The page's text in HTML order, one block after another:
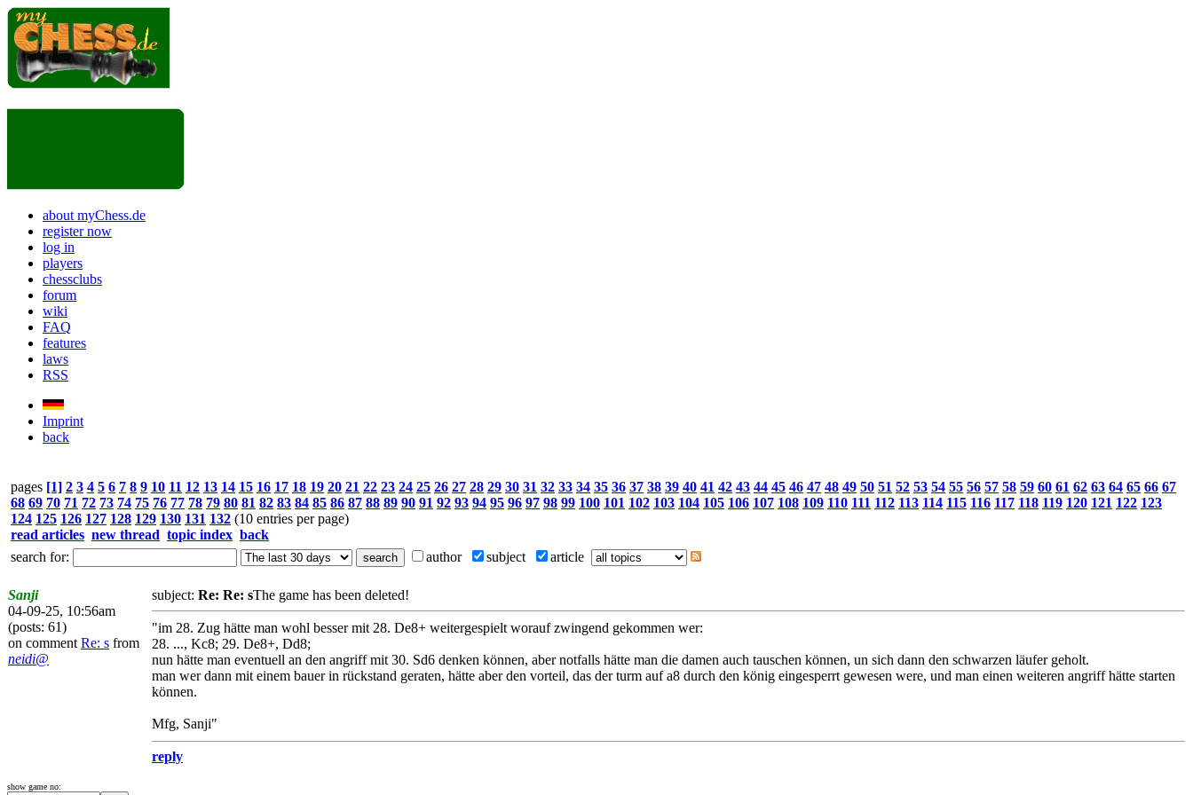
about myChess.de
register now
log in
players
chessclubs
forum
wiki
FAQ
features
laws
RSS
Imprint
back
pages [1] 2 3 4 5 6 7 8 9 10 11 12 13 14 15 16 17 18 19 20 21 22 23 24 25 26 27 28 29 30 31 32 33 34 35 36 37 38 39 40 41 42 43 44 45 46 47 48 49 50 51 52 53 54 55 56 57 58 59 60 61 62 63 64 65 66 67
68 69 70 71 72 73 74 75 76 77 78 79 80 81 82 83 84 85 86 87 88 89 90 91 92 93 94 95 96 97 98 99 100 101 102 103 104 105 106 107 108 109 110 111 112 113 114 115 116 117 118 119 120 121 122 123
124 125 126 127 128 129 130 131 132 (10 entries per page)
read articles new thread topic index back
search for:
author subject article
Sanji
04-09-25, 10:56am
(posts: 61)
on comment Re: s from
neidi@
subject: Re: Re: sThe game has been deleted!
"im 28. Zug hätte man wohl besser mit 28. De8+ weitergespielt worauf zwingend gekommen wer:
28. ..., Kc8; 29. De8+, Dd8;
nun hätte man eventuell an den angriff mit 30. Sd6 denken können, aber notfalls hätte man die damen auch tauschen können, un sich dann den schwarzen läufer geholt.
man wer dann mit einem bauer in rückstand geraten, hätte aber den vorteil, das der turm auf a8 durch den könig eingesperrt gewesen were, und man einen weiteren angriff hätte starten
können.
Mfg, Sanji"
reply
show game no: